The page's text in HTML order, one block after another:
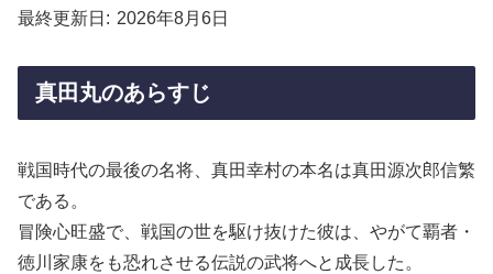
最終更新日 2026年8月6日
真田丸のあらすじ
戦国時代の最後の名将、真田幸村の本名は真田源次郎信繁
である。
冒険心旺盛で、戦国の世を駆け抜けた彼は、やがて覇者・
徳川家康をも恐れさせる伝説の武将へと成長した。